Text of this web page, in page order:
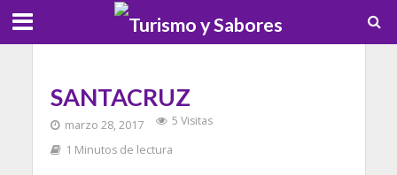
SANTACRUZ
marzo 28, 2017
5 Visitas
1 Minutos de lectura